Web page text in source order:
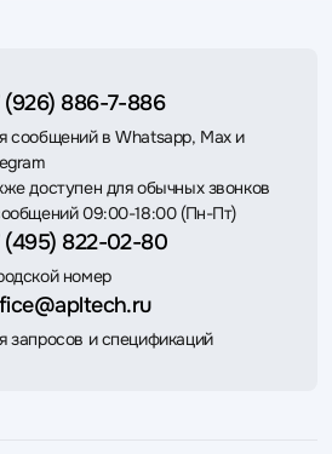
(926) 886-7-886
сообщений в Whatsapp, Max и
доступен для обычных звонков
09:00-18:00 (Пн-Пт)
(495) 822-02-80
номер
запросов и спецификаций